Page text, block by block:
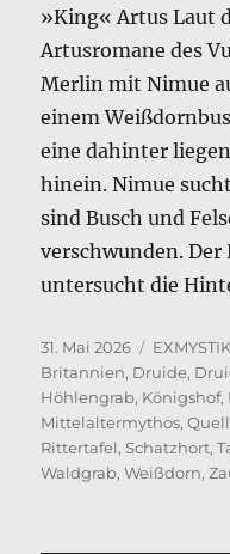
»King« Artus Laut
Artusromane des
Merlin mit Nimue
einem
eine dahinter
hinein. Nimue
sind Busch und
verschwunden.
untersucht die
Veröffentlicht
am
31. Mai 2026
Britannien, Druide,
Höhlengrab, Königshof,
Mittelaltermythos,
Rittertafel,Schatzhort,
Waldgrab,Weißdorn,